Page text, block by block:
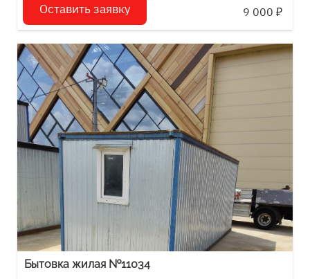
Оставить заявку 9 000 ₽
Бытовка жилая №11034